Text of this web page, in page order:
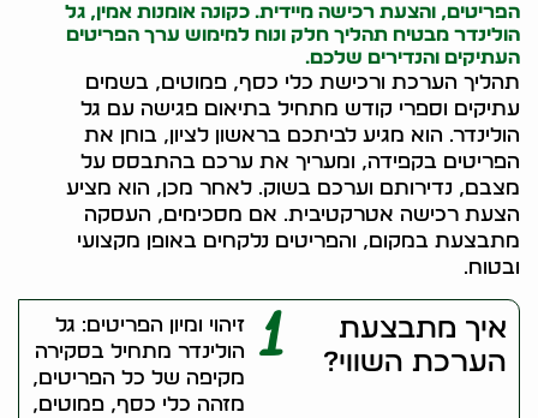
הפריטים, והצעת רכישה מיידית. כקונה אומנות אמין, גל
הולינדר מבטיח תהליך חלק ונוח למימוש ערך הפריטים
העתיקים והנדירים שלכם.
תהליך הערכת ורכישת כלי כסף, פמוטים, בשמים
עתיקים וספרי קודש מתחיל בתיאום פגישה עם גל
הולינדר. הוא מגיע לביתכם בראשון לציון, בוחן את
הפריטים בקפידה, ומעריך את ערכם בהתבסס על
מצבם, נדירותם וערכם בשוק. לאחר מכן, הוא מציע
הצעת רכישה אטרקטיבית. אם מסכימים, העסקה
מתבצעת במקום, והפריטים נלקחים באופן מקצועי
ובטוח.
איך מתבצעת
הערכת השווי?
1
זיהוי ומיון הפריטים: גל
הולינדר מתחיל בסקירה
מקיפה של כל הפריטים,
מזהה כלי כסף, פמוטים,